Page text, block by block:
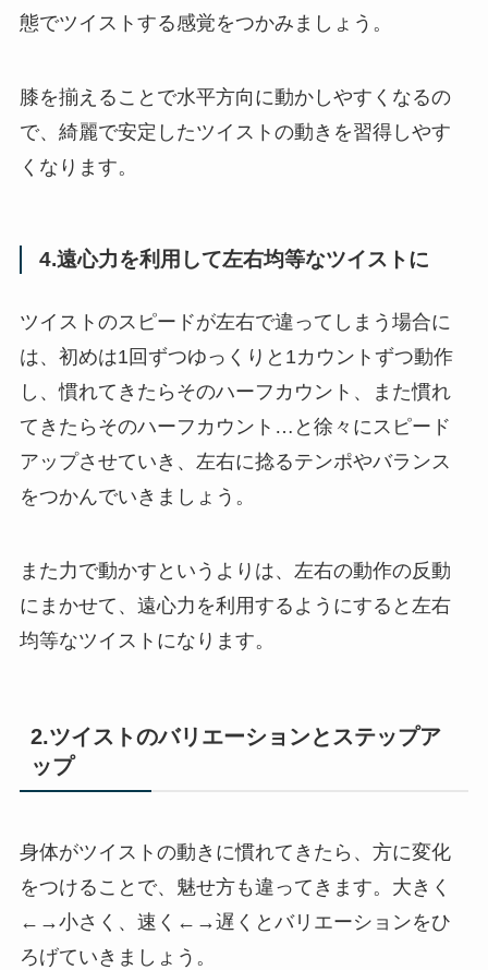
態でツイストする感覚をつかみましょう。
膝を揃えることで水平方向に動かしやすくなるの
で、綺麗で安定したツイストの動きを習得しやす
くなります。
4.遠心力を利用して左右均等なツイストに
ツイストのスピードが左右で違ってしまう場合に
は、初めは1回ずつゆっくりと1カウントずつ動作
し、慣れてきたらそのハーフカウント、また慣れ
てきたらそのハーフカウント…と徐々にスピード
アップさせていき、左右に捻るテンポやバランス
をつかんでいきましょう。
また力で動かすというよりは、左右の動作の反動
にまかせて、遠心力を利用するようにすると左右
均等なツイストになります。
2.ツイストのバリエーションとステップア
ップ
身体がツイストの動きに慣れてきたら、方に変化
をつけることで、魅せ方も違ってきます。大きく
←→小さく、速く←→遅くとバリエーションをひ
ろげていきましょう。